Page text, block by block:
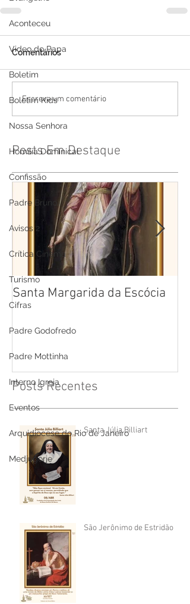
Aconteceu
Video do Papa
Boletim
Boletim Kids
Nossa Senhora
Homilia Dominical
Confissão
Padre Bruno
Avisos 2
Crítica Cinema
Turismo
Cifras
Padre Godofredo
Padre Mottinha
Interno Igreja
Eventos
Arquidiocese do Rio de Janeiro
Medjugorje
Comentários
Escreva um comentário
Posts Em Destaque
Santa Margarida da Escócia
Posts Recentes
Santa Júlia Billiart
São Jerônimo de Estridão